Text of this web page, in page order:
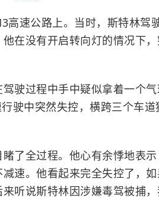
高速公路上。当时，斯特林驾
在没有开启转向灯的情况下
驶过程中手中疑似拿着一个
驶中突然失控，横跨三个车道
了全过程。他心有余悸地表示
速。他看起来完全失控了，
听说斯特林因涉嫌毒驾被捕